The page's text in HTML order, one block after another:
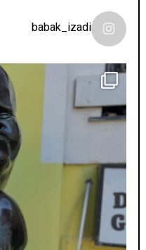
babak_izadi